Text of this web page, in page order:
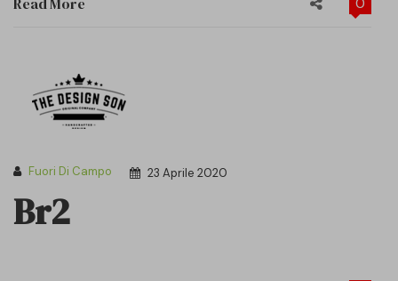
Fuori Di Campo 23 Aprile 2020
Br2